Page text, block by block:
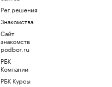
Рег.решения
Знакомства
Сайт
знакомств
podbor.ru
РБК
Компании
РБК Курсы